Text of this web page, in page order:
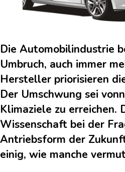
Die Automobilindustrie
Umbruch, auch immer
Hersteller priorisieren
Der Umschwung sei
Klimaziele zu erreichen.
Wissenschaft bei der
Antriebsform der
einig, wie manche